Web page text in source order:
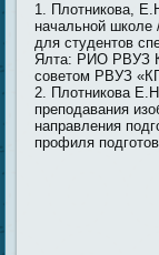
Плотникова,
начальной школе
для студентов
Ялта: РИО РВУЗ
советом РВУЗ
Плотникова
преподавания
направления
профиля